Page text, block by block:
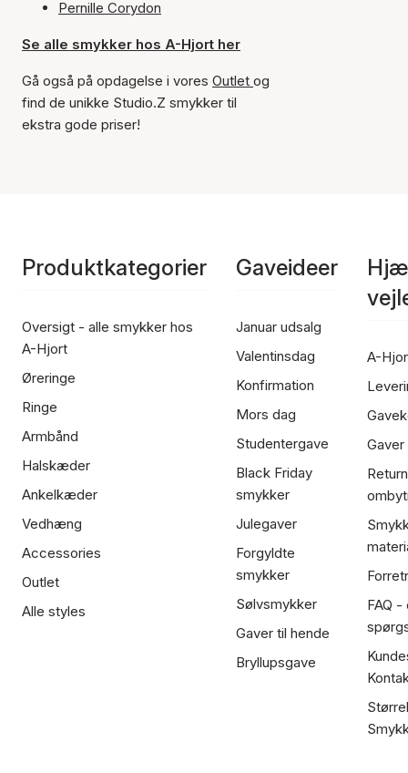
Pernille Corydon
Se alle smykker hos A-Hjort her
Gå også på opdagelse i vores Outlet og
find de unikke Studio.Z smykker til
ekstra gode priser!
Produktkategorier
Oversigt - alle smykker hos
A-Hjort
Øreringe
Ringe
Armbånd
Halskæder
Ankelkæder
Vedhæng
Accessories
Outlet
Alle styles
Gaveideer
Januar udsalg
Valentinsdag
Konfirmation
Mors dag
Studentergave
Black Friday
smykker
Julegaver
Forgyldte
smykker
Sølvsmykker
Gaver til hende
Bryllupsgave
A-
FAQ